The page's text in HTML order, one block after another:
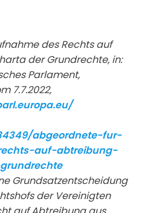
des Rechts auf
der Grundrechte, in:
Parlament,
7.7.2022,
abgeordnete-fur-
auf-abtreibung-
Grundsatzentscheidung
der Vereinigten